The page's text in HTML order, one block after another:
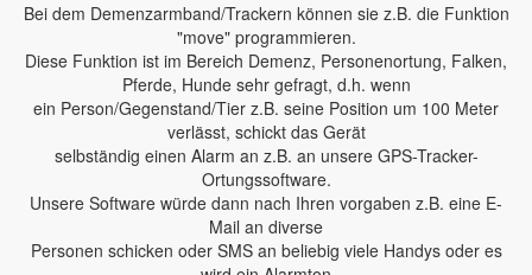
Bei dem Demenzarmband/Trackern können sie z.B. die Funktion
"move" programmieren.
Diese Funktion ist im Bereich Demenz, Personenortung, Falken,
Pferde, Hunde sehr gefragt, d.h. wenn
ein Person/Gegenstand/Tier z.B. seine Position um 100 Meter
verlässt, schickt das Gerät
selbständig einen Alarm an z.B. an unsere GPS-Tracker-
Ortungssoftware.
Unsere Software würde dann nach Ihren vorgaben z.B. eine E-
Mail an diverse
Personen schicken oder SMS an beliebig viele Handys oder es